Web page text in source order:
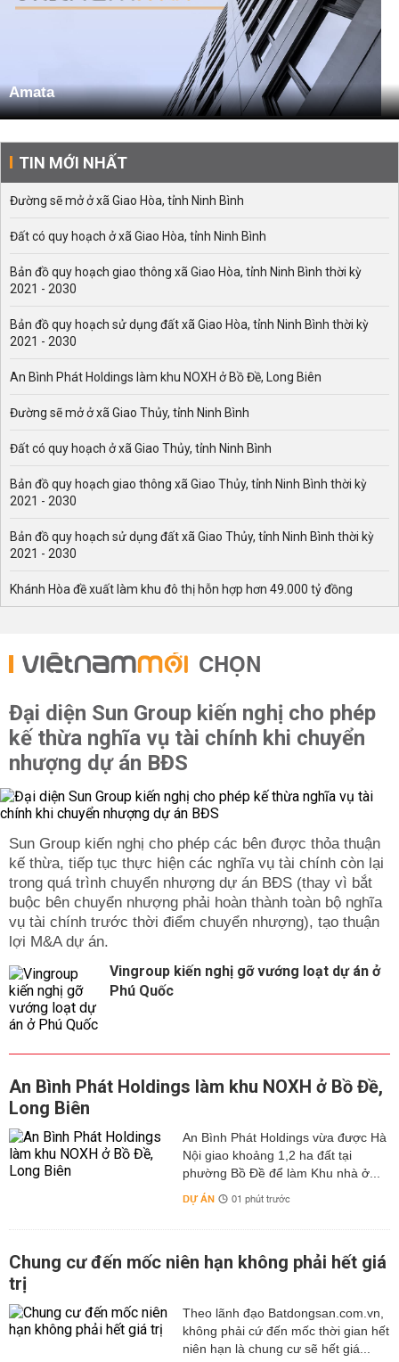
Amata
TIN MỚI NHẤT
Đường sẽ mở ở xã Giao Hòa, tỉnh Ninh Bình
Đất có quy hoạch ở xã Giao Hòa, tỉnh Ninh Bình
Bản đồ quy hoạch giao thông xã Giao Hòa, tỉnh Ninh Bình thời kỳ
2021 - 2030
Bản đồ quy hoạch sử dụng đất xã Giao Hòa, tỉnh Ninh Bình thời kỳ
2021 - 2030
An Bình Phát Holdings làm khu NOXH ở Bồ Đề, Long Biên
Đường sẽ mở ở xã Giao Thủy, tỉnh Ninh Bình
Đất có quy hoạch ở xã Giao Thủy, tỉnh Ninh Bình
Bản đồ quy hoạch giao thông xã Giao Thủy, tỉnh Ninh Bình thời kỳ
2021 - 2030
Bản đồ quy hoạch sử dụng đất xã Giao Thủy, tỉnh Ninh Bình thời kỳ
2021 - 2030
Khánh Hòa đề xuất làm khu đô thị hỗn hợp hơn 49.000 tỷ đồng
CHỌN
Đại diện Sun Group kiến nghị cho phép
kế thừa nghĩa vụ tài chính khi chuyển
nhượng dự án BĐS
Sun Group kiến nghị cho phép các bên được thỏa thuận
kế thừa, tiếp tục thực hiện các nghĩa vụ tài chính còn lại
trong quá trình chuyển nhượng dự án BĐS (thay vì bắt
buộc bên chuyển nhượng phải hoàn thành toàn bộ nghĩa
vụ tài chính trước thời điểm chuyển nhượng), tạo thuận
lợi M&A dự án.
Vingroup kiến nghị gỡ vướng loạt dự án ở
Phú Quốc
An Bình Phát Holdings làm khu NOXH ở Bồ Đề,
Long Biên
An Bình Phát Holdings vừa được Hà
Nội giao khoảng 1,2 ha đất tại
phường Bồ Đề để làm Khu nhà ở...
DỰ ÁN 01 phút trước
Chung cư đến mốc niên hạn không phải hết giá
trị
Theo lãnh đạo Batdongsan.com.vn,
không phải cứ đến mốc thời gian hết
niên hạn là chung cư sẽ hết giá...